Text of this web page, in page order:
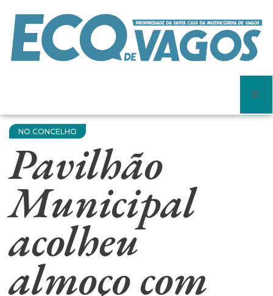
NO CONCELHO
Pavilhão
Municipal
acolheu
almoço com